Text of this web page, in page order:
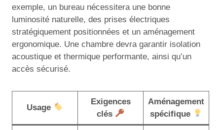
exemple, un bureau nécessitera une bonne
luminosité naturelle, des prises électriques
stratégiquement positionnées et un aménagement
ergonomique. Une chambre devra garantir isolation
acoustique et thermique performante, ainsi qu’un
accès sécurisé.
Usage
Exigences
clés
Aménagement
spécifique